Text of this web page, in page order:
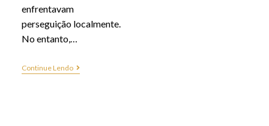
enfrentavam
perseguição localmente.
No entanto,…
Continue Lendo